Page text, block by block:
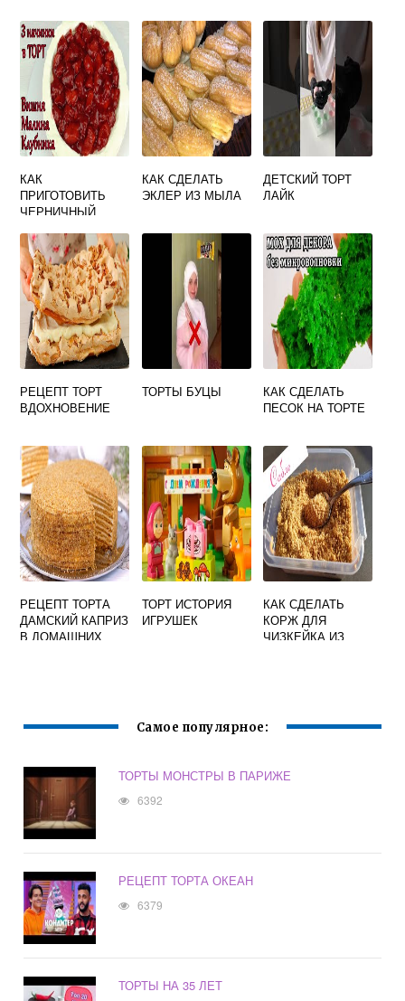
КАК
ПРИГОТОВИТЬ
ЧЕРНИЧНЫЙ
КАК СДЕЛАТЬ
ЭКЛЕР ИЗ МЫЛА
ДЕТСКИЙ ТОРТ
ЛАЙК
РЕЦЕПТ ТОРТ
ВДОХНОВЕНИЕ
ТОРТЫ БУЦЫ
КАК СДЕЛАТЬ
ПЕСОК НА ТОРТЕ
РЕЦЕПТ ТОРТА
ДАМСКИЙ КАПРИЗ
В ДОМАШНИХ
ТОРТ ИСТОРИЯ
ИГРУШЕК
КАК СДЕЛАТЬ
КОРЖ ДЛЯ
ЧИЗКЕЙКА ИЗ
Самое популярное:
ТОРТЫ МОНСТРЫ В ПАРИЖЕ
6392
РЕЦЕПТ ТОРТА ОКЕАН
6379
ТОРТЫ НА 35 ЛЕТ